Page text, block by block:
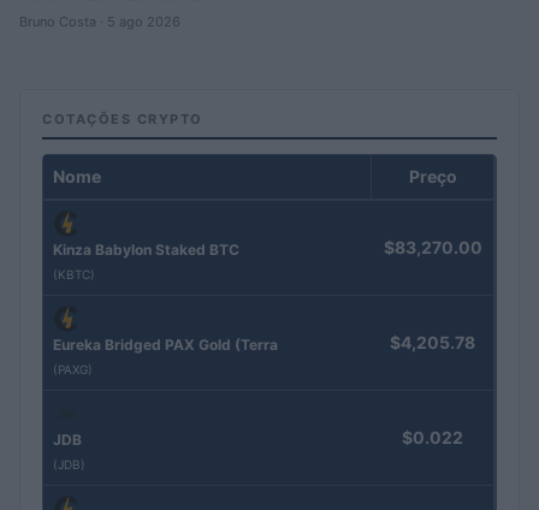
Bruno Costa · 5 ago 2026
COTAÇÕES CRYPTO
Nome Preço
Kinza Babylon Staked BTC
(KBTC)
$83,270.00
Eureka Bridged PAX Gold (Terra
(PAXG)
$4,205.78
JDB
(JDB)
$0.022